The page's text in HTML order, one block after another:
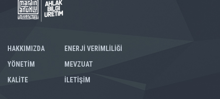
HAKKIMIZDA
YÖNETİM
KALİTE
ENERJİ VERİMLİLİĞİ
MEVZUAT
İLETİŞİM